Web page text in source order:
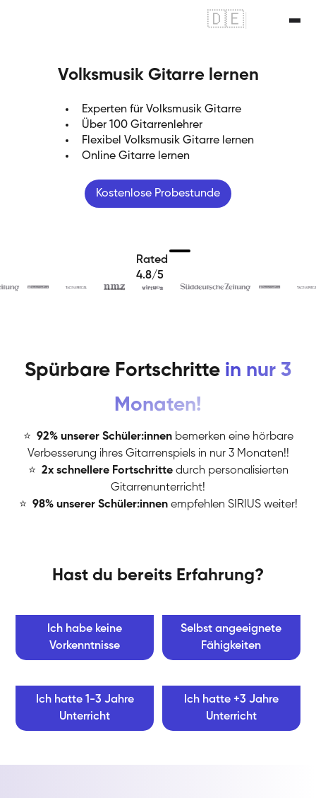
🇩🇪
Volksmusik Gitarre lernen
Experten für Volksmusik Gitarre
Über 100 Gitarrenlehrer
Flexibel Volksmusik Gitarre lernen
Online Gitarre lernen
Kostenlose Probestunde
Rated
4.8/5
Spürbare Fortschritte in nur 3
Monaten!
⭐ 92% unserer Schüler:innen bemerken eine hörbare
Verbesserung ihres Gitarrenspiels in nur 3 Monaten!!
⭐ 2x schnellere Fortschritte durch personalisierten
Gitarrenunterricht!
⭐ 98% unserer Schüler:innen empfehlen SIRIUS weiter!
Hast du bereits Erfahrung?
Ich habe keine
Vorkenntnisse
Selbst angeeignete
Fähigkeiten
Ich hatte 1-3 Jahre
Unterricht
Ich hatte +3 Jahre
Unterricht